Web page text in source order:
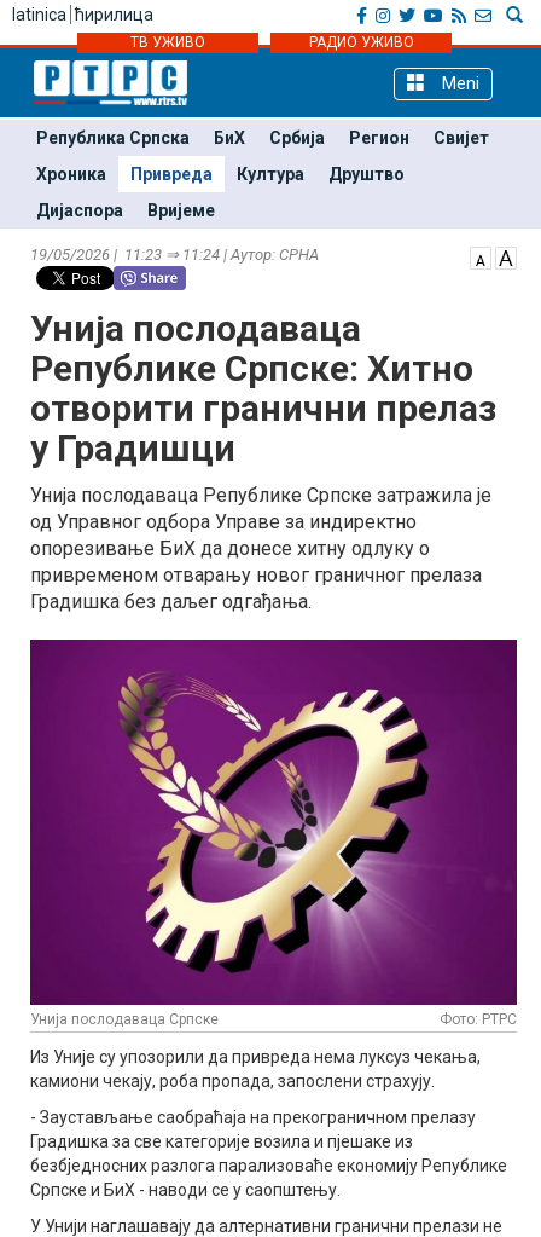
latinica ћирилица
ТВ УЖИВО РАДИО УЖИВО
Meni
Република Српска БиХ Србија Регион
Свијет
Хроника
Привреда Култура
Друштво
Дијаспора
Вријеме
19/05/2026 | 11:23 ⇒ 11:24 | Аутор: СРНА
Унија послодаваца
Републике Српске: Хитно
отворити гранични прелаз
у Градишци
Унија послодаваца Републике Српске затражила је
од Управног одбора Управе за индиректно
опорезивање БиХ да донесе хитну одлуку о
привременом отварању новог граничног прелаза
Градишка без даљег одгађања.
Унија послодаваца Српске Фото: РТРС
Из Уније су упозорили да привреда нема луксуз чекања,
камиони чекају, роба пропада, запослени страхују.
- Заустављање саобраћаја на прекограничном прелазу
Градишка за све категорије возила и пјешаке из
безбједносних разлога парализоваће економију Републике
Српске и БиХ - наводи се у саопштењу.
У Унији наглашавају да алтернативни гранични прелази не